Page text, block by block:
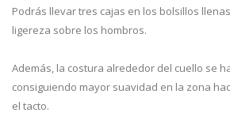
Podrás llevar tres cajas en los bolsillos
ligereza sobre los hombros.
Además, la costura alrededor del cuello se
consiguiendo mayor suavidad en la zona
el tacto.